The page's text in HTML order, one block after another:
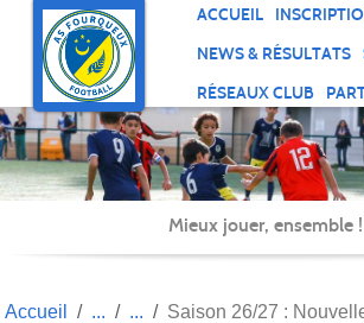
ACCUEIL
NEWS & RÉSULTATS
RÉSEAUX CLUB
Mieux jouer, ensemble !
Accueil Saison 26/27 :
Panneau de gestion des cookies